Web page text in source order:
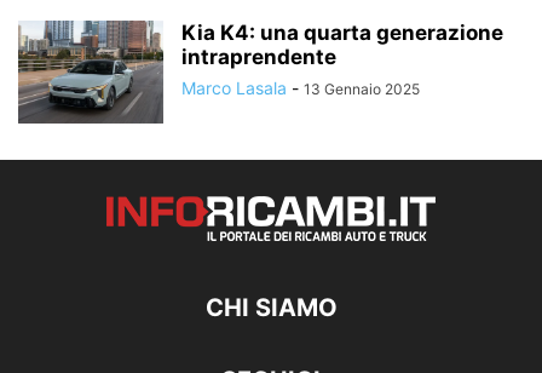
Kia K4: una quarta generazione
intraprendente
Marco Lasala - 13 Gennaio 2025
CHI SIAMO